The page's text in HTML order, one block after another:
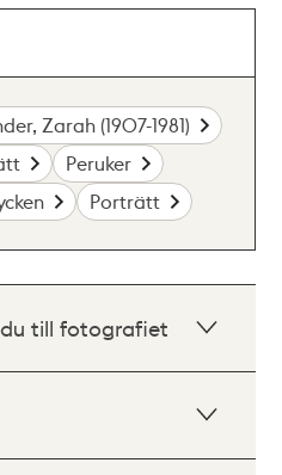
Zarah (1907-1981)
Peruker
Porträtt
du till fotografiet